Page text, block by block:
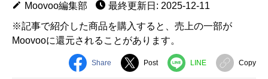
Moovoo編集部
最終更新日: 2025-12-11
※記事で紹介した商品を購入すると、売上の一部が
Moovooに還元されることがあります。
Share Post LINE Copy